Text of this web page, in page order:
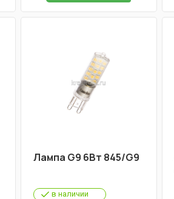
Лампа G9 6Вт 845/G9
в наличии